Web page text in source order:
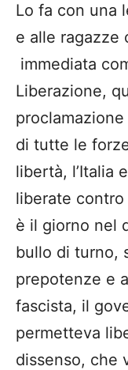
Lo fa con una
e alle ragazze
immediata
Liberazione,
di tutte le
libertà, l’Italia
liberate contro
è il giorno nel
bullo di turno,
prepotenze e
fascista, il
permetteva
dissenso, che